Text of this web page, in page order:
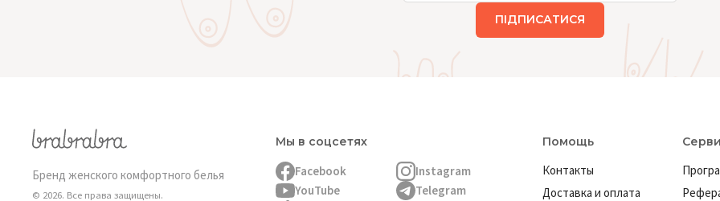
ПІДПИСАТИСЯ
Бренд женского комфортного белья
© 2026. Все права защищены.
Мы в соцсетях
Facebook
Instagram
YouTube
Telegram
Помощь
Контакты
Доставка и оплата